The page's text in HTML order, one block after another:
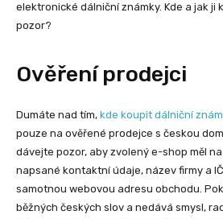
elektronické dálniční známky. Kde a jak ji
pozor?
Ověření prodejci
Dumáte nad tím, kde koupit dálniční
pouze na ověřené prodejce s českou
dávejte pozor, aby zvolený e-shop měl
napsané kontaktní údaje, název firmy a
samotnou webovou adresu obchodu.
běžných českých slov a nedává smysl,